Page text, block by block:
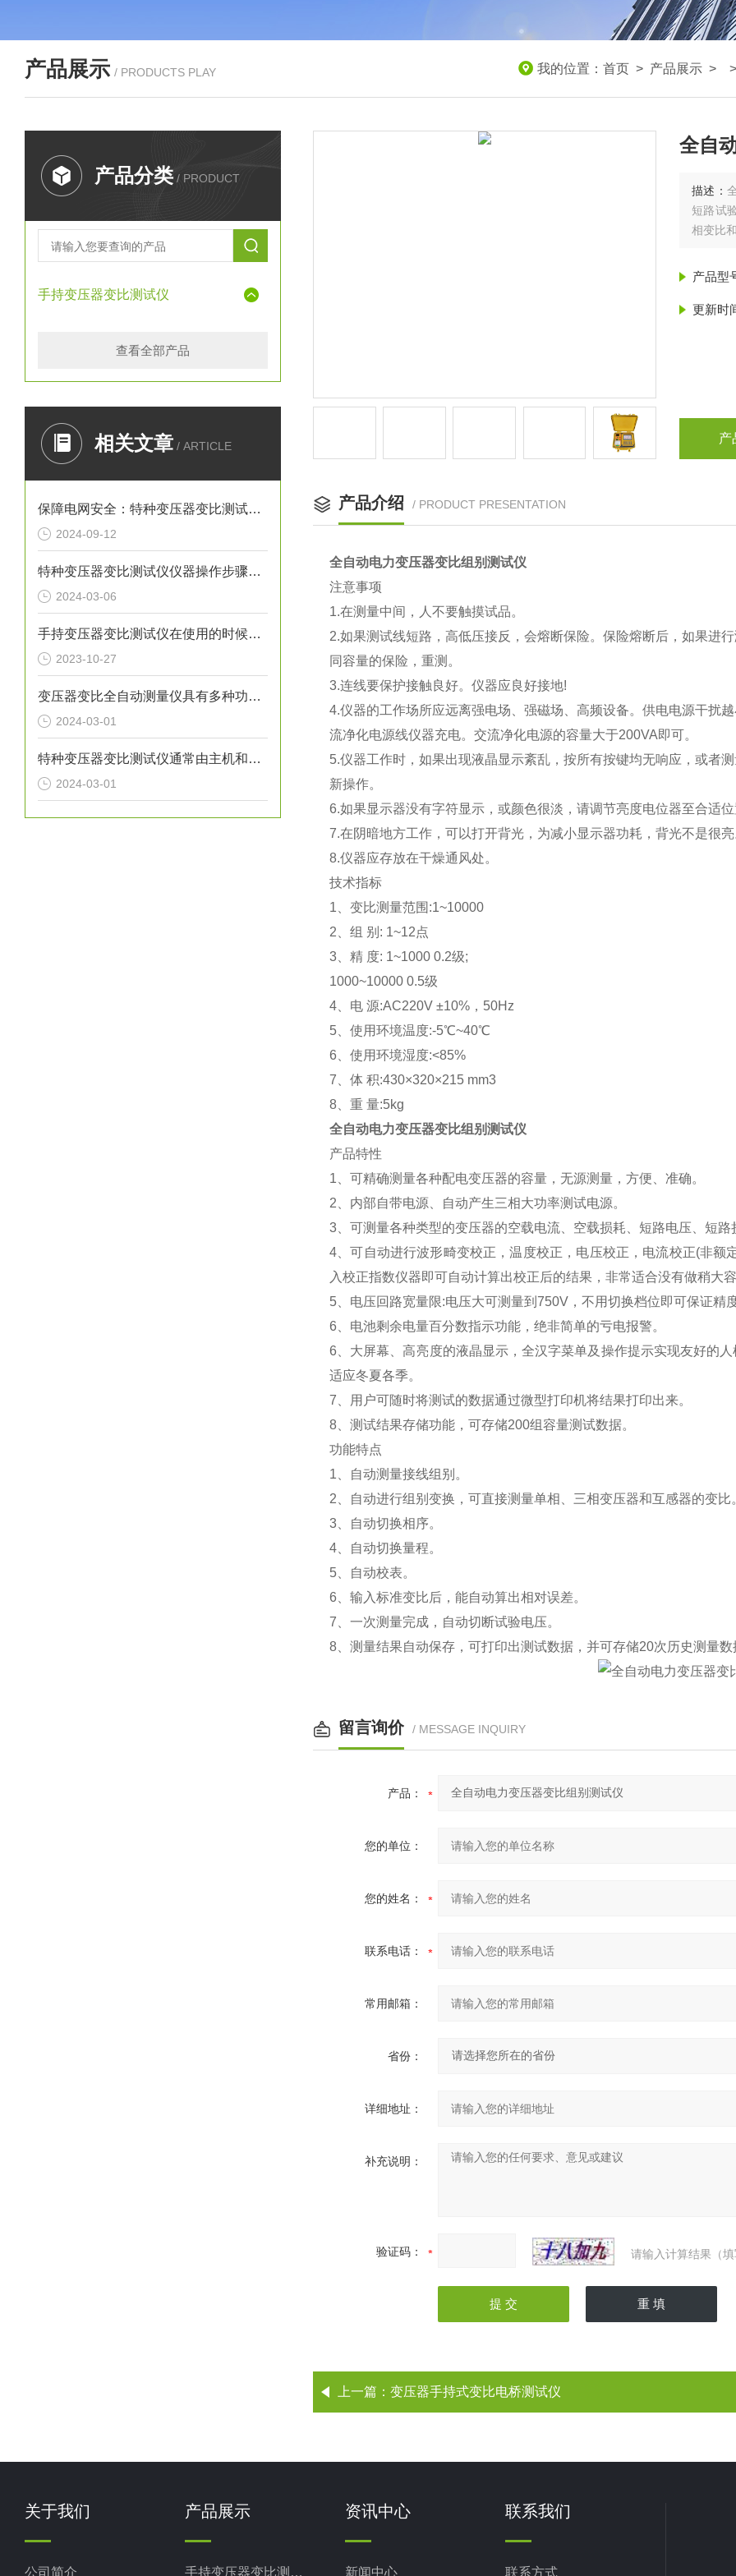
产品展示 / PRODUCTS PLAY 我的位置： 首页 > 产品展示 >
产品分类 / PRODUCT
手持变压器变比测试仪
查看全部产品
相关文章 / ARTICLE
保障电网安全：特种变压器变比测试仪在电力系统中的应用
2024-09-12
特种变压器变比测试仪仪器操作步骤具体如下
2024-03-06
手持变压器变比测试仪在使用的时候需要注意哪些事项？
2023-10-27
变压器变比全自动测量仪具有多种功能，以满足不同测试需求
2024-03-01
特种变压器变比测试仪通常由主机和相应的测试接线组成
2024-03-01
全自
描述：
短路试
相变比
产品型
更新时
产
产品介绍 / PRODUCT PRESENTATION
全自动电力变压器变比组别测试仪
注意事项
1.在测量中间，人不要触摸试品。
2.如果测试线短路，高低压接反，会熔断保险。保险熔断后，如果进
同容量的保险，重测。
3.连线要保护接触良好。仪器应良好接地!
4.仪器的工作场所应远离强电场、强磁场、高频设备。供电电源干扰
流净化电源线仪器充电。交流净化电源的容量大于200VA即可。
5.仪器工作时，如果出现液晶显示紊乱，按所有按键均无响应，或者
新操作。
6.如果显示器没有字符显示，或颜色很淡，请调节亮度电位器至合适
7.在阴暗地方工作，可以打开背光，为减小显示器功耗，背光不是很
8.仪器应存放在干燥通风处。
技术指标
1、变比测量范围:1~10000
2、组 别: 1~12点
3、精 度: 1~1000 0.2级;
1000~10000 0.5级
4、电 源:AC220V ±10%，50Hz
5、使用环境温度:-5℃~40℃
6、使用环境湿度:<85%
7、体 积:430×320×215 mm3
8、重 量:5kg
全自动电力变压器变比组别测试仪
产品特性
1、可精确测量各种配电变压器的容量，无源测量，方便、准确。
2、内部自带电源、自动产生三相大功率测试电源。
3、可测量各种类型的变压器的空载电流、空载损耗、短路电压、短路
4、可自动进行波形畸变校正，温度校正，电压校正，电流校正(非
入校正指数仪器即可自动计算出校正后的结果，非常适合没有做稍大
5、电压回路宽量限:电压大可测量到750V，不用切换档位即可保证精
6、电池剩余电量百分数指示功能，绝非简单的亏电报警。
6、大屏幕、高亮度的液晶显示，全汉字菜单及操作提示实现友好的
适应冬夏各季。
7、用户可随时将测试的数据通过微型打印机将结果打印出来。
8、测试结果存储功能，可存储200组容量测试数据。
功能特点
1、自动测量接线组别。
2、自动进行组别变换，可直接测量单相、三相变压器和互感器的变比
3、自动切换相序。
4、自动切换量程。
5、自动校表。
6、输入标准变比后，能自动算出相对误差。
7、一次测量完成，自动切断试验电压。
8、测量结果自动保存，可打印出测试数据，并可存储20次历史测量数
留言询价 / MESSAGE INQUIRY
产品：
您的单位：
您的姓名：
联系电话：
常用邮箱：
省份：
详细地址：
补充说明：
验证码： 请输入计算结果（
上一篇： 变压器手持式变比电桥测试仪
关于我们
公司简介
产品展示
手持变压器变比测试仪
资讯中心
新闻中心
联系我们
联系方式